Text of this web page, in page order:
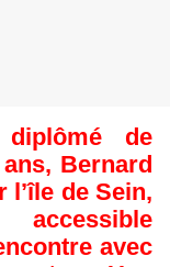
de
Bernard
de Sein,
avec